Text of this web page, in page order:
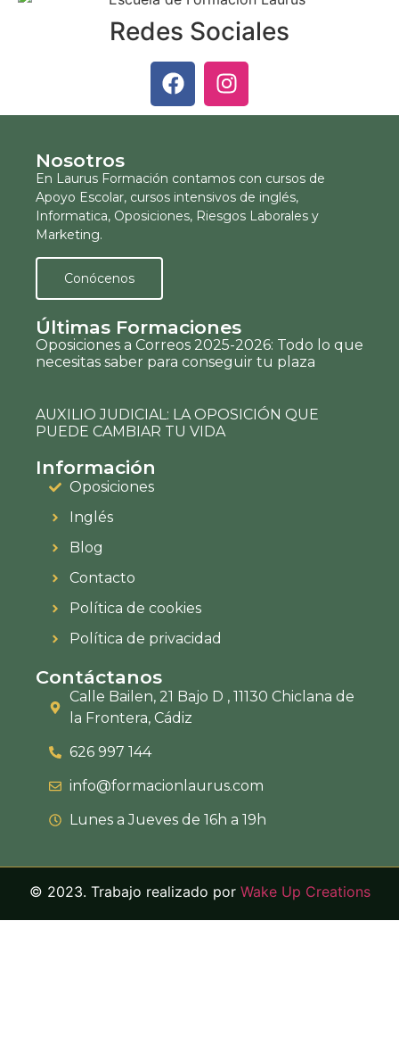
Redes Sociales
Nosotros
En Laurus Formación contamos con cursos de
Apoyo Escolar, cursos intensivos de inglés,
Informatica, Oposiciones, Riesgos Laborales y
Marketing.
Conócenos
Últimas Formaciones
Oposiciones a Correos 2025-2026: Todo lo que
necesitas saber para conseguir tu plaza
AUXILIO JUDICIAL: LA OPOSICIÓN QUE
PUEDE CAMBIAR TU VIDA
Información
Oposiciones
Inglés
Blog
Contacto
Política de cookies
Política de privacidad
Contáctanos
Calle Bailen, 21 Bajo D , 11130 Chiclana de
la Frontera, Cádiz
626 997 144
info@formacionlaurus.com
Lunes a Jueves de 16h a 19h
© 2023. Trabajo realizado por Wake Up Creations